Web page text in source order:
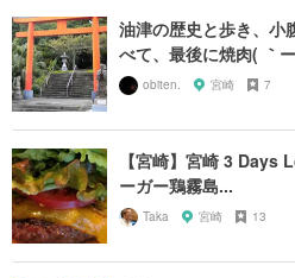
油津の歴史と歩き、小
べて、最後に焼肉( ｀
obiten. 宮崎 7
【宮崎】宮崎 3 Days
ーガー鶏霧島...
Taka 宮崎 13